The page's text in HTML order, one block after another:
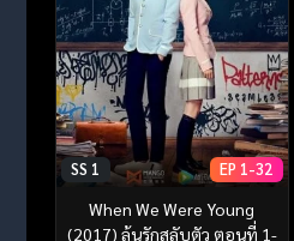
SS 1 EP 1-32
When We Were Young
(2017) ลุ้นรักสลับตัว ตอนที่ 1-